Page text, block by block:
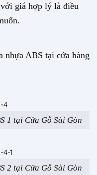
giá hợp lý là điều
nhựa ABS tại cửa hàng
1 tại Cửa Gỗ Sài Gòn
2 tại Cửa Gỗ Sài Gòn